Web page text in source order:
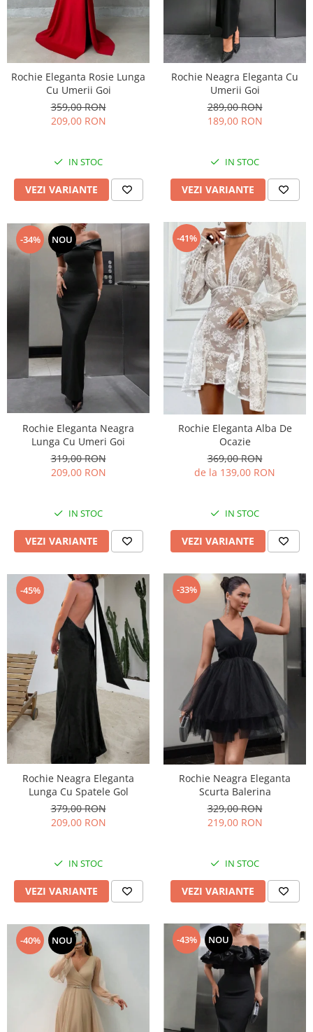
Rochie Eleganta Rosie Lunga
Cu Umerii Goi
359,00 RON
209,00 RON
IN STOC
VEZI VARIANTE
Rochie Neagra Eleganta Cu
Umerii Goi
289,00 RON
189,00 RON
IN STOC
VEZI VARIANTE
-34% NOU
Rochie Eleganta Neagra
Lunga Cu Umeri Goi
319,00 RON
209,00 RON
IN STOC
VEZI VARIANTE
-41%
Rochie Eleganta Alba De
Ocazie
369,00 RON
de la 139,00 RON
IN STOC
VEZI VARIANTE
-45%
Rochie Neagra Eleganta
Lunga Cu Spatele Gol
379,00 RON
209,00 RON
IN STOC
VEZI VARIANTE
-33%
Rochie Neagra Eleganta
Scurta Balerina
329,00 RON
219,00 RON
IN STOC
VEZI VARIANTE
-40% NOU -43% NOU